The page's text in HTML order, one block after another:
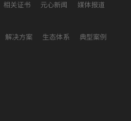
相关证书 元心新闻 媒体报道
解决方案 生态体系 典型案例